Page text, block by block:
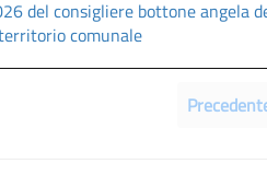
del consigliere bottone angela
comunale